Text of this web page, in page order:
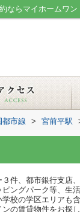
ならマイホームワン
都市線 > 宮前平駅
件、都市銀行支店
ングパーク等、生
校の学区エリアも
の賃貸物件をお探